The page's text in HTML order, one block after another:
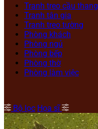
Tranh treo cầu thang
Tranh tân gia
Tranh treo tường
Phòng khách
Phòng ngủ
Phòng bếp
Phòng thờ
Phòng làm việc
Bộ lọc Họa sĩ